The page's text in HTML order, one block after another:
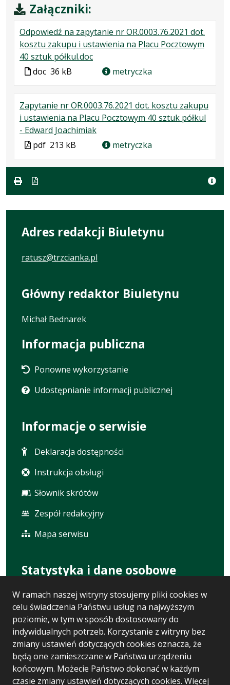
W ramach naszej witryny stosujemy pliki cookies w
celu świadczenia Państwu usług na najwyższym
poziomie, w tym w sposób dostosowany do
indywidualnych potrzeb. Korzystanie z witryny bez
zmiany ustawień dotyczących cookies oznacza, że
będą one zamieszczane w Państwa urządzeniu
końcowym. Możecie Państwo dokonać w każdym
czasie zmiany ustawień dotyczących cookies. Więcej
Załączniki:
Odpowiedź na zapytanie nr OR.0003.76.2021 dot.
kosztu zakupu i ustawienia na Placu Pocztowym
40 sztuk półkul.doc.
Plik
doc
.
Rozmiar
kB
Plik
doc 36 kB metryczka
Zapytanie nr OR.0003.76.2021 dot. kosztu zakupu
i ustawienia na Placu Pocztowym 40 sztuk półkul
- Edward Joachimiak.
Plik
formacie:
.
Rozmiar
213
.
Otwiera
w
Plik
formacie
pdf 213 kB metryczka
Adres redakcji Biuletynu
ratusz@trzcianka.pl
Główny redaktor Biuletynu
Michał Bednarek
Informacja publiczna
Ponowne wykorzystanie
Udostępnianie informacji publicznej
Informacje o serwisie
Deklaracja dostępności
Instrukcja obsługi
Słownik skrótów
Zespół redakcyjny
Mapa serwisu
Statystyka i dane osobowe
Statystyki oglądalności
Ostatnio dodane
Polityka prywatności
RODO